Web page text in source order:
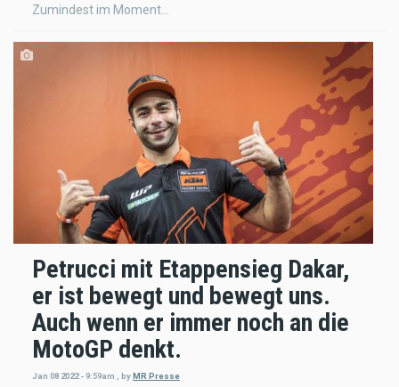
Zumindest im Moment...
Petrucci mit Etappensieg Dakar,
er ist bewegt und bewegt uns.
Auch wenn er immer noch an die
MotoGP denkt.
Jan 08 2022 - 9:59am byMR Presse